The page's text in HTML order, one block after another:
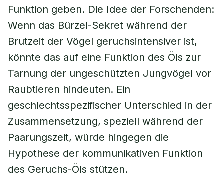
Funktion geben. Die Idee der Forschenden:
Wenn das Bürzel-Sekret während der
Brutzeit der Vögel geruchsintensiver ist,
könnte das auf eine Funktion des Öls zur
Tarnung der ungeschützten Jungvögel vor
Raubtieren hindeuten. Ein
geschlechtsspezifischer Unterschied in der
Zusammensetzung, speziell während der
Paarungszeit, würde hingegen die
Hypothese der kommunikativen Funktion
des Geruchs-Öls stützen.